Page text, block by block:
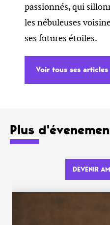
passionnés, qui
les nébuleuses
ses futures étoiles.
Voir tous ses articles
Plus
DEVENIR